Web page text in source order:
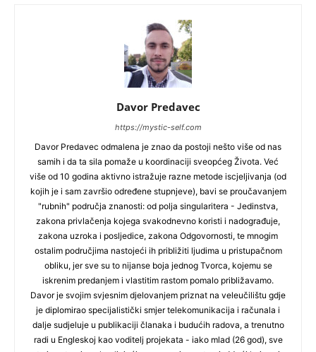
Davor Predavec
https://mystic-self.com
Davor Predavec odmalena je znao da postoji nešto više od nas
samih i da ta sila pomaže u koordinaciji sveopćeg Života. Već
više od 10 godina aktivno istražuje razne metode iscjeljivanja (od
kojih je i sam završio određene stupnjeve), bavi se proučavanjem
"rubnih" područja znanosti: od polja singularitera - Jedinstva,
zakona privlačenja kojega svakodnevno koristi i nadograđuje,
zakona uzroka i posljedice, zakona Odgovornosti, te mnogim
ostalim područjima nastojeći ih približiti ljudima u pristupačnom
obliku, jer sve su to nijanse boja jednog Tvorca, kojemu se
iskrenim predanjem i vlastitim rastom pomalo približavamo.
Davor je svojim svjesnim djelovanjem priznat na veleučilištu gdje
je diplomirao specijalistički smjer telekomunikacija i računala i
dalje sudjeluje u publikaciji članaka i budućih radova, a trenutno
radi u Engleskoj kao voditelj projekata - iako mlad (26 god), sve